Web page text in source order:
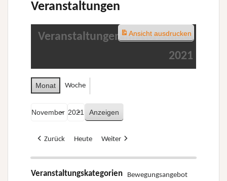
Veranstaltungen
Veranstaltungen im November
2021
Monat Woche
Zurück Heute Weiter
Veranstaltungskategorien Bewegungsangebot
Ansichtausdrucken